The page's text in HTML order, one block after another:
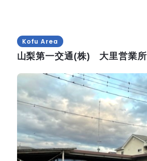
Kofu Area
山梨第一交通(株) 大里営業所